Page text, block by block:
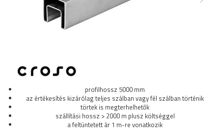
Rozetták - takarók
Vegyszerek
Csövek - Zártszelvények -
Tömöranyagok
Felszerelt korlátoszlopok
Menetes szárak - Kapaszkodótartók
profilhossz 5000 mm
az értékesítés kizárólag teljes szálban vagy fél szálban történik
törtek is megterhelhetők
szállítási hossz > 2000 m plusz költséggel
a feltüntetett ár 1 m-re vonatkozik